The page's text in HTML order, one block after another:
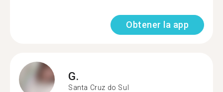
Obtener la app
G.
Santa Cruz do Sul